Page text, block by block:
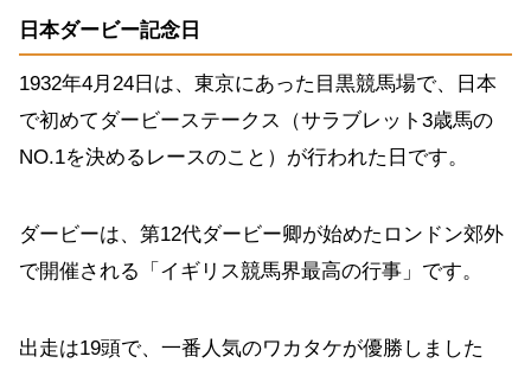
日本ダービー記念日
1932年4月24日は、東京にあった目黒競馬場で、日本
で初めてダービーステークス（サラブレット3歳馬の
NO.1を決めるレースのこと）が行われた日です。
ダービーは、第12代ダービー卿が始めたロンドン郊外
で開催される「イギリス競馬界最高の行事」です。
出走は19頭で、一番人気のワカタケが優勝しました